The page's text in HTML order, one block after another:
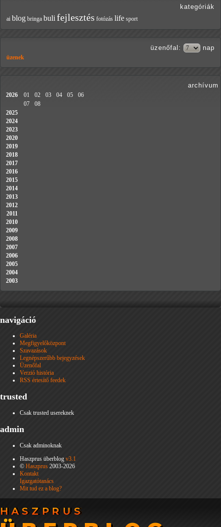
kategóriák
ai blog bringa buli fejlesztés fotózás life sport
üzenőfal : nap
üzenek
archívum
2026 01 02 03 04 05
06
07
08
2025
2024
2023
2020
2019
2018
2017
2016
2015
2014
2013
2012
2011
2010
2009
2008
2007
2006
2005
2004
2003
navigáció
Galéria
Megfigyelőközpont
Szavazások
Legnépszerűbb bejegyzések
Üzenőfal
Verzió história
RSS értesítő feedek
trusted
Csak trusted usereknek
admin
Csak adminoknak
Haszprus überblog v3.1
© Haszprus 2003-2026
Kontakt
Igazgatótanács
Mit tud ez a blog?
HASZPRUS
HASZPRUS